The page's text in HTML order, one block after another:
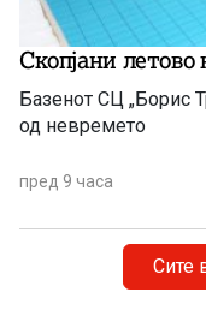
Скопјани летово
Базенот СЦ „Борис
од невремето
пред 9 часа
Сите